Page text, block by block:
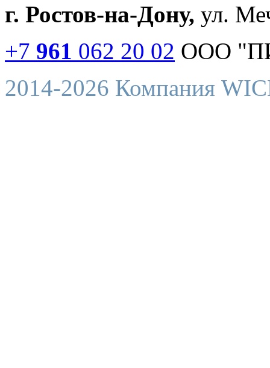
г. Ростов-на-Дону, ул.
+7 961 062 20 02 ООО
2014-2026 Компания